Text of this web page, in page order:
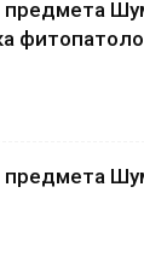
предмета
предмета